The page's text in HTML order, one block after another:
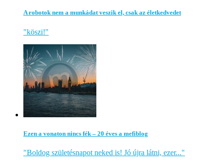
A robotok nem a munkádat veszik el, csak az életkedvedet
"köszi!"
Ezen a vonaton nincs fék – 20 éves a mefiblog
"Boldog születésnapot neked is! Jó újra látni, ezer..."